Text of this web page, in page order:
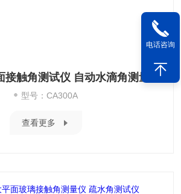
接触角测试仪 自动水滴角测量仪
型号：CA300A
查看更多
电话咨询